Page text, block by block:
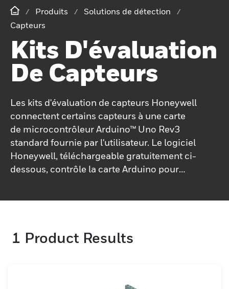
Produits
Solutions de détection
Capteurs
Kits D'évaluation
De Capteurs
Les kits d'évaluation de capteurs Honeywell
connectent certains capteurs à une carte
de microcontrôleur Arduino™ Uno Rev3
standard fournie par l'utilisateur. Le logiciel
Honeywell, téléchargeable gratuitement ci-
dessous, contrôle la carte Arduino pour
analyse plus approfondie. Des kits
1 Product Results